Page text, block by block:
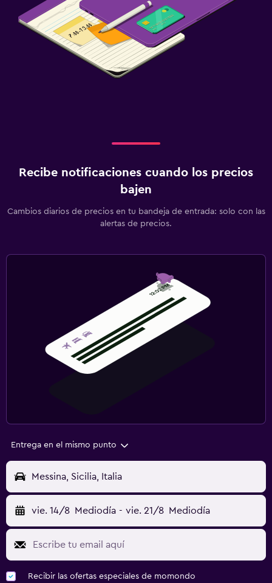
Recibe notificaciones cuando los precios
bajen
Cambios diarios de precios en tu bandeja de entrada: solo con las
alertas de precios.
Entrega en el mismo punto
Messina, Sicilia, Italia
vie. 14/8 Mediodía - vie. 21/8 Mediodía
Recibir las ofertas especiales de momondo